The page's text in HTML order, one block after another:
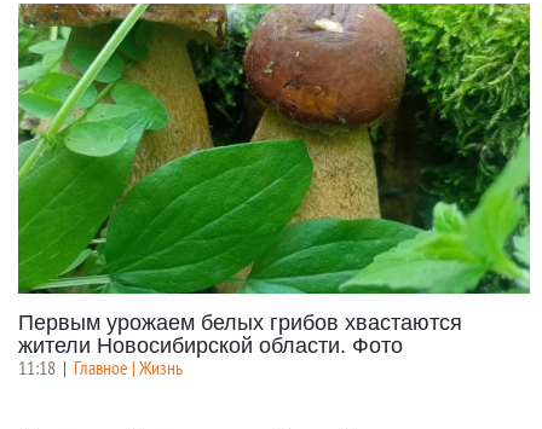
Первым урожаем белых грибов хвастаются
жители Новосибирской области. Фото
11:18 | Главное | Жизнь